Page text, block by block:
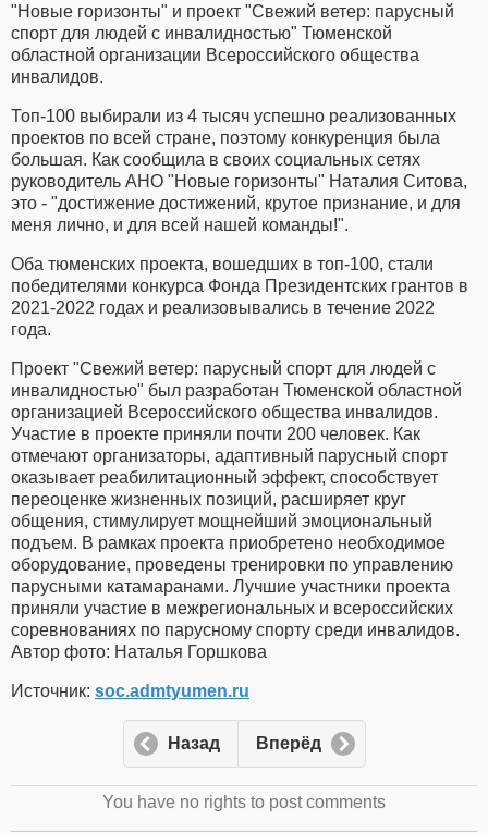
"Новые горизонты" и проект "Свежий ветер: парусный
спорт для людей с инвалидностью" Тюменской
областной организации Всероссийского общества
инвалидов.
Топ-100 выбирали из 4 тысяч успешно реализованных
проектов по всей стране, поэтому конкуренция была
большая. Как сообщила в своих социальных сетях
руководитель АНО "Новые горизонты" Наталия Ситова,
это - "достижение достижений, крутое признание, и для
меня лично, и для всей нашей команды!".
Оба тюменских проекта, вошедших в топ-100, стали
победителями конкурса Фонда Президентских грантов в
2021-2022 годах и реализовывались в течение 2022
года.
Проект "Свежий ветер: парусный спорт для людей с
инвалидностью" был разработан Тюменской областной
организацией Всероссийского общества инвалидов.
Участие в проекте приняли почти 200 человек. Как
отмечают организаторы, адаптивный парусный спорт
оказывает реабилитационный эффект, способствует
переоценке жизненных позиций, расширяет круг
общения, стимулирует мощнейший эмоциональный
подъем. В рамках проекта приобретено необходимое
оборудование, проведены тренировки по управлению
парусными катамаранами. Лучшие участники проекта
приняли участие в межрегиональных и всероссийских
соревнованиях по парусному спорту среди инвалидов.
Автор фото: Наталья Горшкова
Источник: soc.admtyumen.ru
Назад Вперёд
You have no rights to post comments